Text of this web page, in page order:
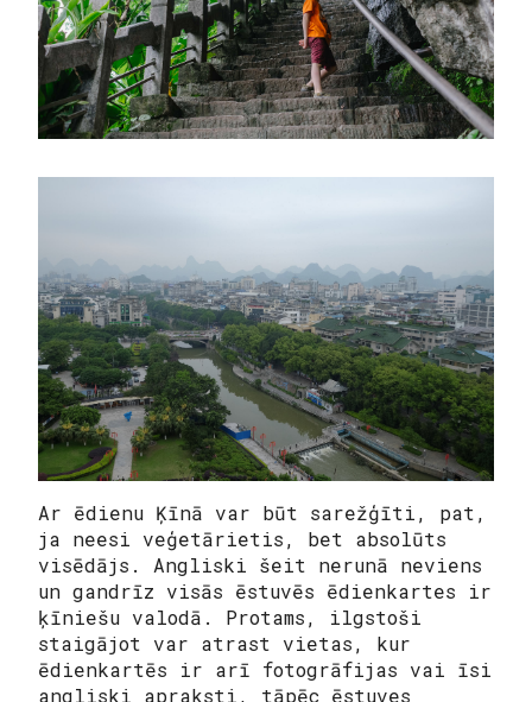
Ar ēdienu Ķīnā var būt sarežģīti, pat,
ja neesi veģetārietis, bet absolūts
visēdājs. Angliski šeit nerunā neviens
un gandrīz visās ēstuvēs ēdienkartes ir
ķīniešu valodā. Protams, ilgstoši
staigājot var atrast vietas, kur
ēdienkartēs ir arī fotogrāfijas vai īsi
angliski apraksti, tāpēc ēstuves